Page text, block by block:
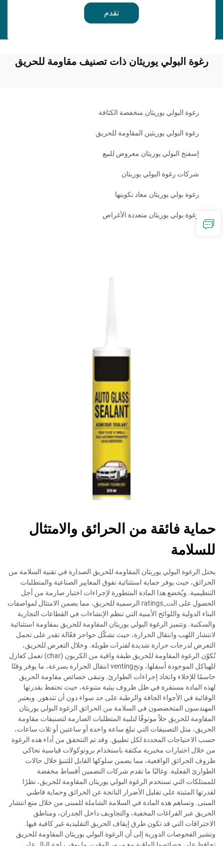
تقدم
رغوة البولي يوريثان ذات تصنيف مقاومة للحريق
رغوة البولي يوريثان منخفضة الكثافة
رغوة البولي يوريثين المقاومة للحريق
إسفنج البولي يوريثان معروض للبيع
شركات رغوة البولي يوريثان
رغوة بولي يوريثان معاد تكوينها
رغوة بولي يوريثان متعددة الأغراض
حماية فائقة من الحرائق والامتثال
للسلامة
يحتل الرغوة البولي يوريثان المقاومة للحريق الصدارة في تقنية السلامة من
الحرائق، حيث يوفر حماية استثنائية تفوق المعايير الصناعية والمتطلبات
التنظيمية. ويُخضع هذا المادة المتطورة لإجراءات اختبار صارمة من أجل
الحصول على الت_ratings الرسمية للحريق، مما يضمن الامتثال لمواصفات
البناء الدولية واللوائح الأمنية التي تنظم الإنشاءات في القطاعات التجارية
والسكنية. وتتميز الرغوة البولي يوريثان المقاومة للحريق بمقاومة استثنائية
لانتشار اللهب وانتقال الحرارة، حيث تشكّل حواجز فعّالة تقدر على تحمل
التعرض لدرجات حرارة شديدة لفترات طويلة. وخلال التعرض للحريق،
تُكوّن الرغوة المقاومة للحريق طبقة واقية من الكربون (char) تعمل كعازل
للهياكل الموجودة أسفلها، وتحventing انتقال الحرارة بسرعة، ما يوفر وقتًا
حاسمًا للإخلاء واتخاذ إجراءات الطوارئ. وتبقى خصائص مقاومة الحريق
لهذه المادة مستقرة في ظل ظروف بيئية متنوعة، حيث تحتفظ بقدرتها
الوقائية في الأجواء الجافة والرطبة على حد سواء دون أن تتدهور. ويعتبر
المهندسون المتخصصون في السلامة من الحرائق الرغوة البولي يوريثان
المقاومة للحريق حلاً موثوقًا لتلبية المتطلبات الصارمة لتصنيفات مقاومة
الحريق، مثل التصنيفات التي تبلغ ساعة واحدة أو ساعتين أو ثلاث ساعات،
حسب الاحتياجات المحددة لكل تطبيق. وقد تم التتحقق من أداء هذه الرغوة
من خلال اختبارات مخبرية مكثفة باستخدام بروتوكولات قياسية تحاكي
ظروف الحرائق الواقعية، مما يضمن سلوكها القابل للتنبؤ خلال حالات
الطوارئ الفعلية. وغالبًا ما تقدم شركات التضمين أقساط مخفضة
للممتلكات التي تستخدم الرغوة البولي يوريثان المقاومة للحريق، نظرًا
لقدرتها المثبتة على تقليل الأضرار الناتجة عن الحرائق وحماية قاطني
المبنى. وتساهم هذه المادة في السلامة الشاملة للمبنى من خلال منع انتشار
الحريق عبر الفراغات المخفية، والتجاويف داخل الجدران، ومناطق
الاختراقات التي قد تكون طرق إيقاف الحريق التقليدية غير كافية فيها.
وتشير الفحوصات الدورية إلى أن الرغوة البولي يوريثان المقاومة للحريق